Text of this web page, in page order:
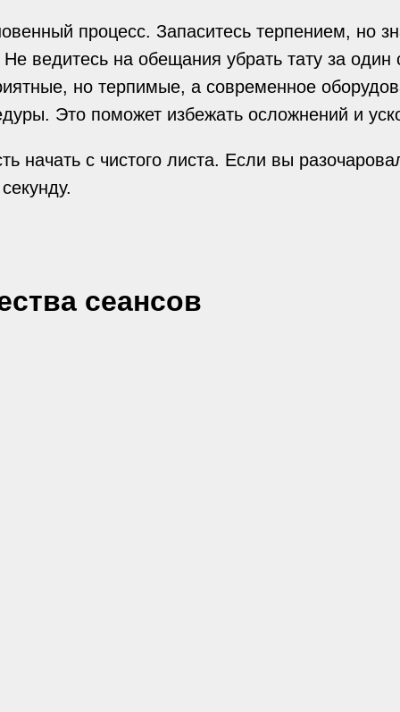
процесс. Запаситесь терпением, но
ведитесь на обещания убрать тату за один
но терпимые, а современное
Это поможет избежать осложнений и
начать с чистого листа. Если вы
сеансов